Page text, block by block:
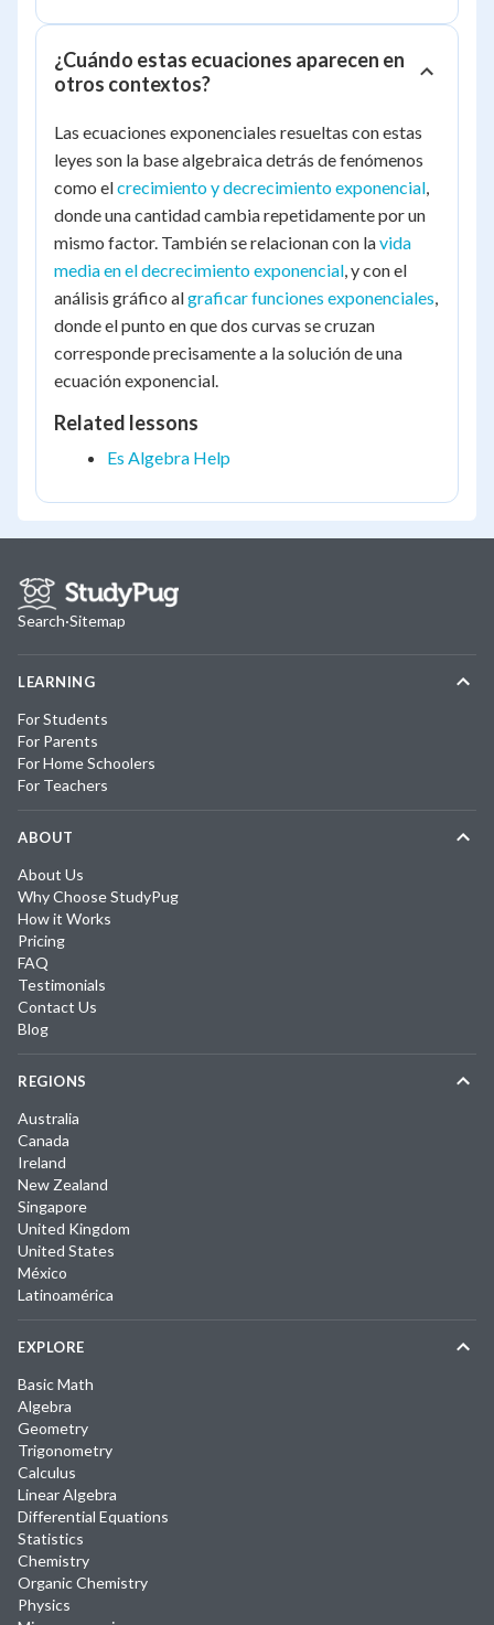
¿Cuándo estas ecuaciones aparecen en
otros contextos?
Las ecuaciones exponenciales resueltas con estas
leyes son la base algebraica detrás de fenómenos
como elcrecimiento y decrecimiento exponencial,
donde una cantidad cambia repetidamente por un
mismo factor. También se relacionan con lavida
media en el decrecimiento exponencial, y con el
análisis gráfico algraficar funciones exponenciales,
donde el punto en que dos curvas se cruzan
corresponde precisamente a la solución de una
ecuación exponencial.
Related lessons
Es Algebra Help
Search·Sitemap
LEARNING
For Students
For Parents
For Home Schoolers
For Teachers
ABOUT
About Us
Why Choose StudyPug
How it Works
Pricing
FAQ
Testimonials
Contact Us
Blog
REGIONS
Australia
Canada
Ireland
New Zealand
Singapore
United Kingdom
United States
México
Latinoamérica
EXPLORE
Basic Math
Algebra
Geometry
Trigonometry
Calculus
Linear Algebra
Differential Equations
Statistics
Chemistry
Organic Chemistry
Physics